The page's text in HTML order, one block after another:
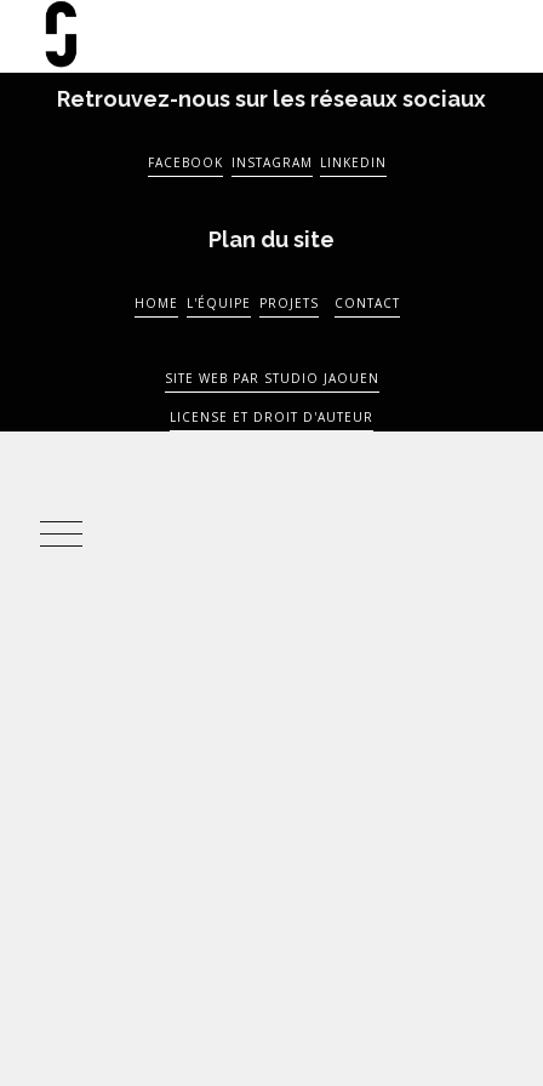
Retrouvez-nous sur les réseaux sociaux
FACEBOOK INSTAGRAM LINKEDIN
Plan du site
HOME L'ÉQUIPE PROJETS CONTACT
SITE WEB PAR STUDIO JAOUEN
LICENSE ET DROIT D'AUTEUR